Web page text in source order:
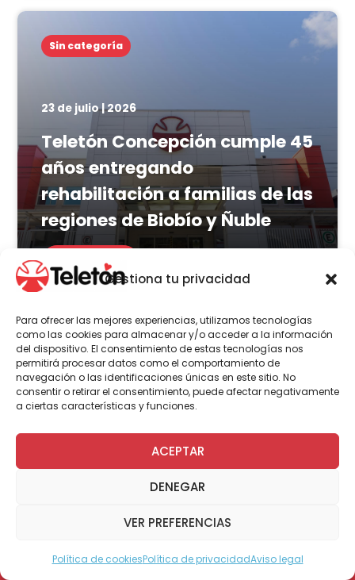
Gestiona tu privacidad
Para ofrecer las mejores experiencias, utilizamos tecnologías
como las cookies para almacenar y/o acceder a la información
del dispositivo. El consentimiento de estas tecnologías nos
permitirá procesar datos como el comportamiento de
navegación o las identificaciones únicas en este sitio. No
consentir o retirar el consentimiento, puede afectar negativamente
a ciertas características y funciones.
ACEPTAR
DENEGAR
VER PREFERENCIAS
Política de cookiesPolítica de privacidadAviso legal
Sin categoría
23 de julio | 2026
Teletón Concepción cumple 45
años entregando
rehabilitación a familias de las
regiones de Biobío y Ñuble
LEER MÁS
Actualidad Voluntariado
23 de julio | 2026
Programa Abre: Voluntariado
de Teletón mejoró
viviendas a nivel nacional
LEER MÁS Modo Accesible